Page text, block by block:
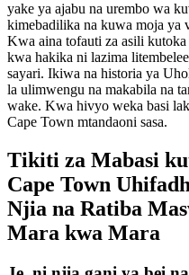
yake ya ajabu na urembo wa
kimebadilika na kuwa moja ya
Kwa aina tofauti za asili
kwa hakika ni lazima
sayari. Ikiwa na historia ya
la ulimwengu na makabila na
wake. Kwa hivyo weka basi
Cape Town mtandaoni sasa.
Tikiti za Mabasi
Cape Town
Njia na Ratiba
Mara kwa Mara